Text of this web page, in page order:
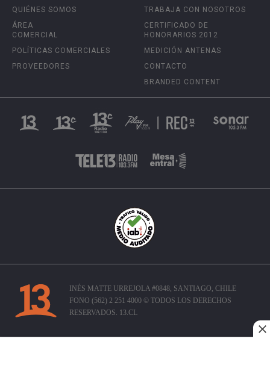
QUIÉNES SOMOS
ÁREA
COMERCIAL
POLÍTICAS COMERCIALES
PROVEEDORES
TRABAJA CON NOSOTROS
CERTIFICADO DE
HONORARIOS 2012
MEDICIÓN ANTENAS
CONTACTO
BRANDED CONTENT
INÉS MATTE URREJOLA #0848, SANTIAGO, CHILE
FONO (562) 2 251 4000 © TODOS LOS DERECHOS
RESERVADOS. 13.CL